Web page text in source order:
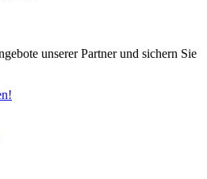
unserer Partner und sichern Sie